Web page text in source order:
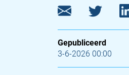
Gepubliceerd
3-6-2026 00:00